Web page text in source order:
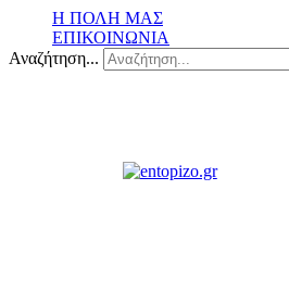
Η ΠΟΛΗ ΜΑΣ
ΕΠΙΚΟΙΝΩΝΙΑ
Αναζήτηση...